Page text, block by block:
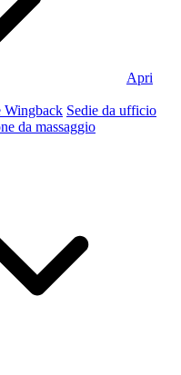
Apri
Wingback Sedie da ufficio
da massaggio